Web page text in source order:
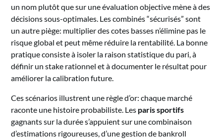
un nom plutôt que sur une évaluation objective mène à des
décisions sous-optimales. Les combinés “sécurisés” sont
un autre piège: multiplier des cotes basses n’élimine pas le
risque global et peut même réduire la rentabilité. La bonne
pratique consiste à isoler la raison statistique du pari, à
définir un stake rationnel et à documenter le résultat pour
améliorer la calibration future.
Ces scénarios illustrent une règle d’or: chaque marché
raconte une histoire probabiliste. Les paris sportifs
gagnants sur la durée s’appuient sur une combinaison
d’estimations rigoureuses, d’une gestion de bankroll